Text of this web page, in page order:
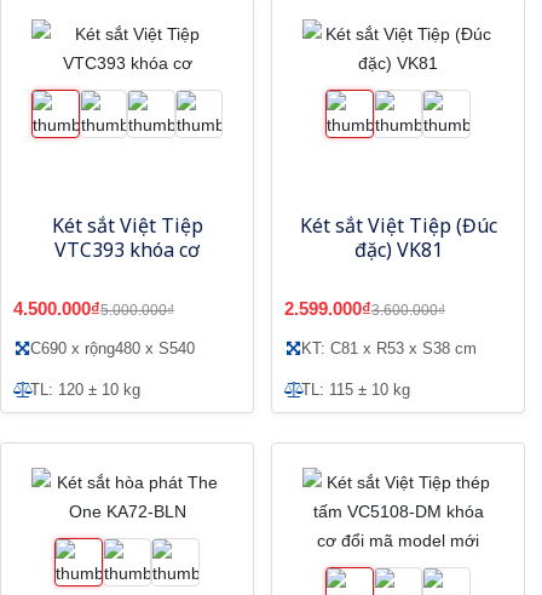
Két sắt Việt Tiệp
VTC393 khóa cơ
4.500.000₫5.000.000₫
C690 x rộng480 x S540
TL: 120 ± 10 kg
Két sắt Việt Tiệp (Đúc
đặc) VK81
2.599.000₫3.600.000₫
KT: C81 x R53 x S38 cm
TL: 115 ± 10 kg